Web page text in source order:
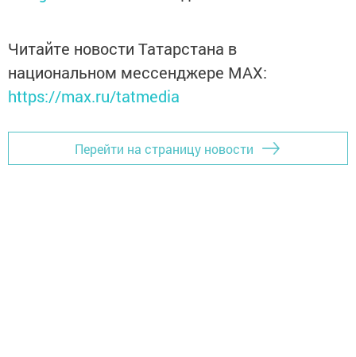
Читайте новости Татарстана в
национальном мессенджере MАХ:
https://max.ru/tatmedia
Перейти на страницу новости